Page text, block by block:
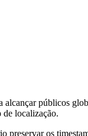
alcançar públicos
localização.
os